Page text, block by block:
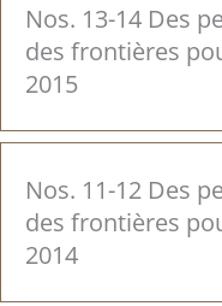
Nos. 13-14 Des
des frontières
2015
Nos. 11-12 Des
des frontières
2014